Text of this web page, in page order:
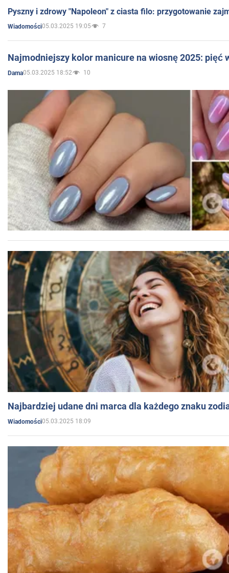
Pyszny i zdrowy "Napoleon" z ciasta filo: przygotowanie
Wiadomości05.03.2025 19:05 7
Najmodniejszy kolor manicure na wiosnę 2025: pięć
Dama05.03.2025 18:52 10
Najbardziej udane dni marca dla każdego znaku
Wiadomości05.03.2025 18:09